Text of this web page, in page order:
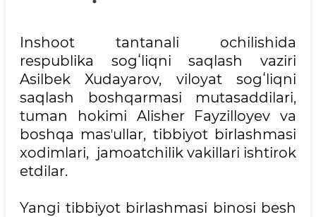
Inshoot tantanali ochilishida
respublika sogʻliqni saqlash vaziri
Asilbek Xudayarov, viloyat sogʻliqni
saqlash boshqarmasi mutasaddilari,
tuman hokimi Alisher Fayzilloyev va
boshqa masʼullar, tibbiyot birlashmasi
xodimlari, jamoatchilik vakillari ishtirok
etdilar.
Yangi tibbiyot birlashmasi binosi besh